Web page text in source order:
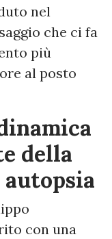
nel
che ci fa
più
al posto
della
con una